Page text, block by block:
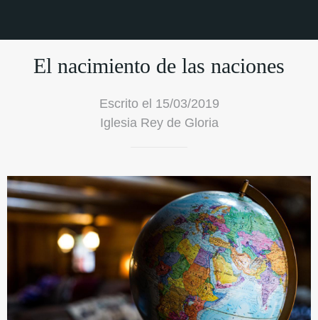
El nacimiento de las naciones
Escrito el 15/03/2019
Iglesia Rey de Gloria